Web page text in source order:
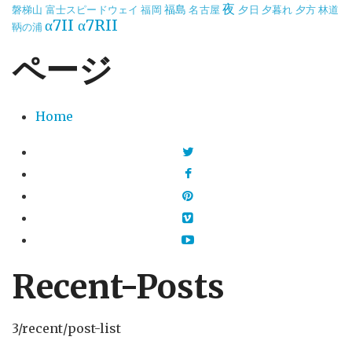
磐梯山 富士スピードウェイ 福岡 福島 名古屋 夜 夕日 夕暮れ 夕方林道
鞆の浦α7II α7RII
ページ
Home
Recent-Posts
3/recent/post-list